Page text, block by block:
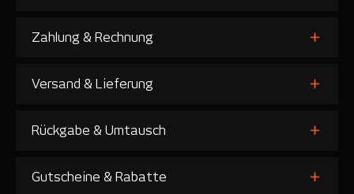
Zahlung & Rechnung
Versand & Lieferung
Rückgabe & Umtausch
Gutscheine & Rabatte